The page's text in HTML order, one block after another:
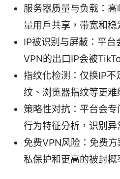
服务器质量与负载：
量用户共享，带宽和稳
IP被识别与屏蔽：平
VPN的出口IP会被
指纹化检测：仅换IP不
纹、浏览器指纹等更难
策略性对抗：平台会
行为特征分析，识别异
免费VPN风险：免费
私保护和更高的被封概